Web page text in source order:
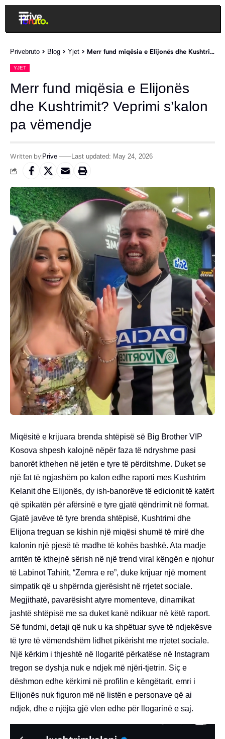
Privebruto > Blog > Yjet > Merr fund miqësia e Elijonës dhe Kushtrimit? Veprimi s’kalon pa vëmendje
YJET
Merr fund miqësia e Elijonës
dhe Kushtrimit? Veprimi s’kalon
pa vëmendje
Written by:Prive Last updated: May 24, 2026
Miqësitë e krijuara brenda shtëpisë së Big Brother VIP
Kosova shpesh kalojnë nëpër faza të ndryshme pasi
banorët kthehen në jetën e tyre të përditshme. Duket se
një fat të ngjashëm po kalon edhe raporti mes Kushtrim
Kelanit dhe Elijonës, dy ish-banorëve të edicionit të katërt
që spikatën për afërsinë e tyre gjatë qëndrimit në format.
Gjatë javëve të tyre brenda shtëpisë, Kushtrimi dhe
Elijona treguan se kishin një miqësi shumë të mirë dhe
kalonin një pjesë të madhe të kohës bashkë. Ata madje
arritën të kthejnë sërish në një trend viral këngën e njohur
të Labinot Tahirit, “Zemra e re”, duke krijuar një moment
simpatik që u shpërnda gjerësisht në rrjetet sociale.
Megjithatë, pavarësisht atyre momenteve, dinamikat
jashtë shtëpisë me sa duket kanë ndikuar në këtë raport.
Së fundmi, detaji që nuk u ka shpëtuar syve të ndjekësve
të tyre të vëmendshëm lidhet pikërisht me rrjetet sociale.
Një kërkim i thjeshtë në llogaritë përkatëse në Instagram
tregon se dyshja nuk e ndjek më njëri-tjetrin. Siç e
dëshmon edhe kërkimi në profilin e këngëtarit, emri i
Elijonës nuk figuron më në listën e personave që ai
ndjek, dhe e njëjta gjë vlen edhe për llogarinë e saj.